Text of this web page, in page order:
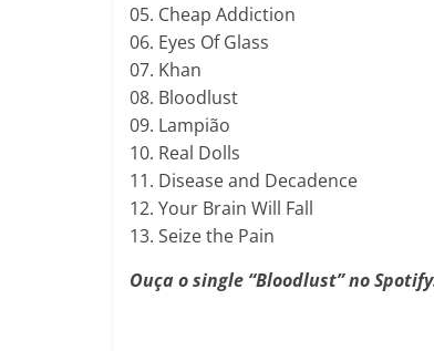
05. Cheap Addiction
06. Eyes Of Glass
07. Khan
08. Bloodlust
09. Lampião
10. Real Dolls
11. Disease and Decadence
12. Your Brain Will Fall
13. Seize the Pain
Ouça o single “Bloodlust” no